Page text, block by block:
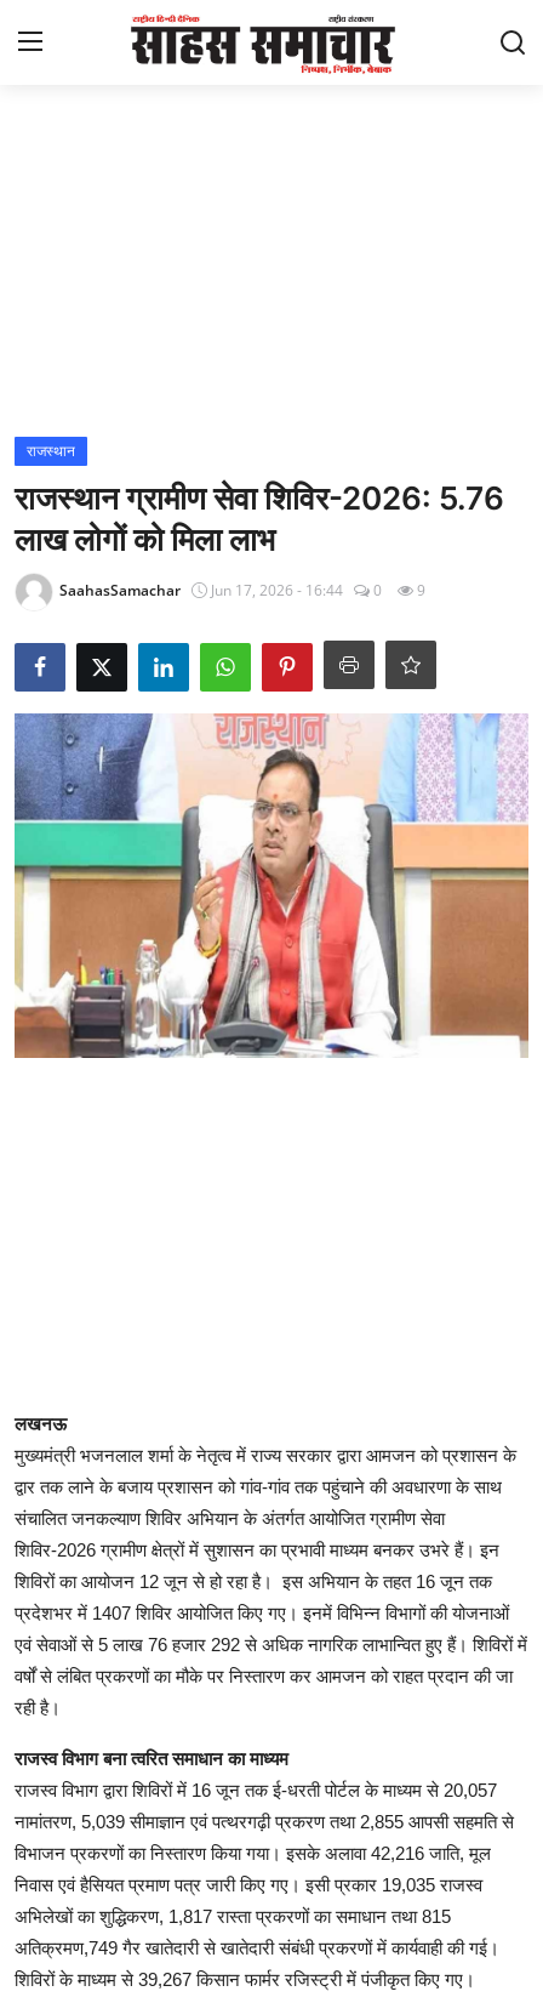
राज्य
अंतराष्ट्रीय
Epaper
धर्म
लाइफस्टाइल
टेक
राजस्थान
राजस्थान ग्रामीण सेवा शिविर-2026: 5.76
लाख लोगों को मिला लाभ
SaahasSamachar Jun 17, 2026 - 16:44 0 9
लखनऊ
मुख्यमंत्री भजनलाल शर्मा के नेतृत्व में राज्य सरकार द्वारा आमजन को प्रशासन के
द्वार तक लाने के बजाय प्रशासन को गांव-गांव तक पहुंचाने की अवधारणा के साथ
संचालित जनकल्याण शिविर अभियान के अंतर्गत आयोजित ग्रामीण सेवा
शिविर-2026 ग्रामीण क्षेत्रों में सुशासन का प्रभावी माध्यम बनकर उभरे हैं। इन
शिविरों का आयोजन 12 जून से हो रहा है। इस अभियान के तहत 16 जून तक
प्रदेशभर में 1407 शिविर आयोजित किए गए। इनमें विभिन्न विभागों की योजनाओं
एवं सेवाओं से 5 लाख 76 हजार 292 से अधिक नागरिक लाभान्वित हुए हैं। शिविरों में
वर्षों से लंबित प्रकरणों का मौके पर निस्तारण कर आमजन को राहत प्रदान की जा
रही है।
राजस्व विभाग बना त्वरित समाधान का माध्यम
राजस्व विभाग द्वारा शिविरों में 16 जून तक ई-धरती पोर्टल के माध्यम से 20,057
नामांतरण, 5,039 सीमाज्ञान एवं पत्थरगढ़ी प्रकरण तथा 2,855 आपसी सहमति से
विभाजन प्रकरणों का निस्तारण किया गया। इसके अलावा 42,216 जाति, मूल
निवास एवं हैसियत प्रमाण पत्र जारी किए गए। इसी प्रकार 19,035 राजस्व
अभिलेखों का शुद्धिकरण, 1,817 रास्ता प्रकरणों का समाधान तथा 815
अतिक्रमण,749 गैर खातेदारी से खातेदारी संबंधी प्रकरणों में कार्यवाही की गई।
शिविरों के माध्यम से 39,267 किसान फार्मर रजिस्ट्री में पंजीकृत किए गए।